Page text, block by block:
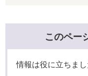
このペー
情報は役に立ちまし